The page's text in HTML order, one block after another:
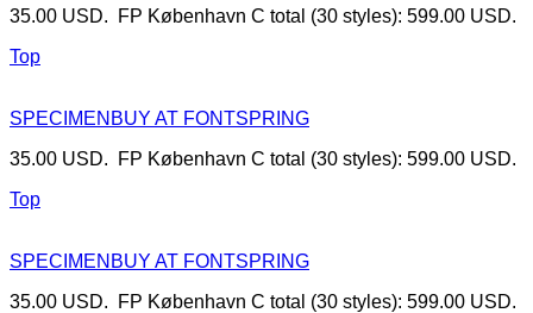
35.00 USD. FP København C total (30 styles): 599.00 USD.
Top
SPECIMEN BUY AT FONTSPRING
35.00 USD. FP København C total (30 styles): 599.00 USD.
Top
SPECIMEN BUY AT FONTSPRING
35.00 USD. FP København C total (30 styles): 599.00 USD.